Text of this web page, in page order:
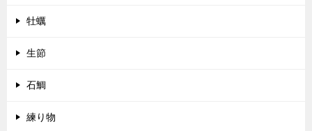
牡蠣
生節
石鯛
練り物